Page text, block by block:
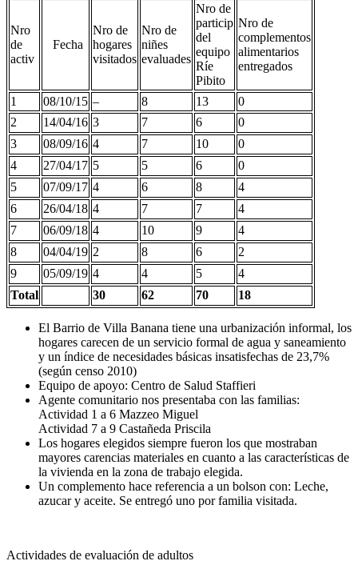
Nro
de
activ
Fecha
Nro de
hogares
visitados
Nro de
niñes
evaluades
Nro de
particip
del
equipo
Ríe
Pibito
Nro de
complementos
alimentarios
entregados
1 08/10/15 – 8 13
0
2
14/04/16 3 7 6
0
3
08/09/16 4 7 10
0
4
27/04/17 5 5 6
0
5
07/09/17 4 6 8
4
6
26/04/18 4 7 7
4
7
06/09/18 4 10 9
4
8
04/04/19 2 8 6
2
9
05/09/19 4 4 5
4
Total
30 62 70 18
El Barrio de Villa Banana tiene una urbanización informal, los
hogares carecen de un servicio formal de agua y saneamiento
y un índice de necesidades básicas insatisfechas de 23,7%
(según censo 2010)
Equipo de apoyo: Centro de Salud Staffieri
Agente comunitario nos presentaba con las familias:
Actividad 1 a 6 Mazzeo Miguel
Actividad 7 a 9 Castañeda Priscila
Los hogares elegidos siempre fueron los que mostraban
mayores carencias materiales en cuanto a las características de
la vivienda en la zona de trabajo elegida.
Un complemento hace referencia a un bolson con: Leche,
azucar y aceite. Se entregó uno por familia visitada.
Actividades de evaluación de adultos